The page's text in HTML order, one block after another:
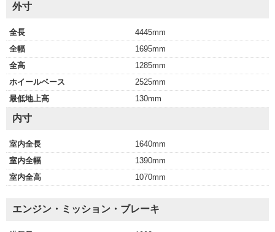
外寸
全長
4445mm
全幅
1695mm
全高
1285mm
ホイールベース
2525mm
最低地上高
130mm
内寸
室内全長
1640mm
室内全幅
1390mm
室内全高
1070mm
エンジン・ミッション・ブレーキ